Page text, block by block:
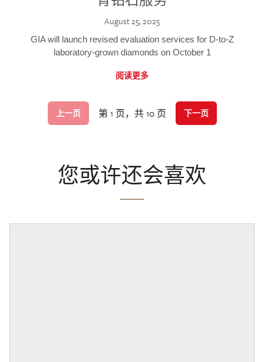
August 25, 2025
GIA will launch revised evaluation services for D-to-Z
laboratory-grown diamonds on October 1
阅读更多
上一页 第 1 页，共 10 页 下一页
您或许还会喜欢